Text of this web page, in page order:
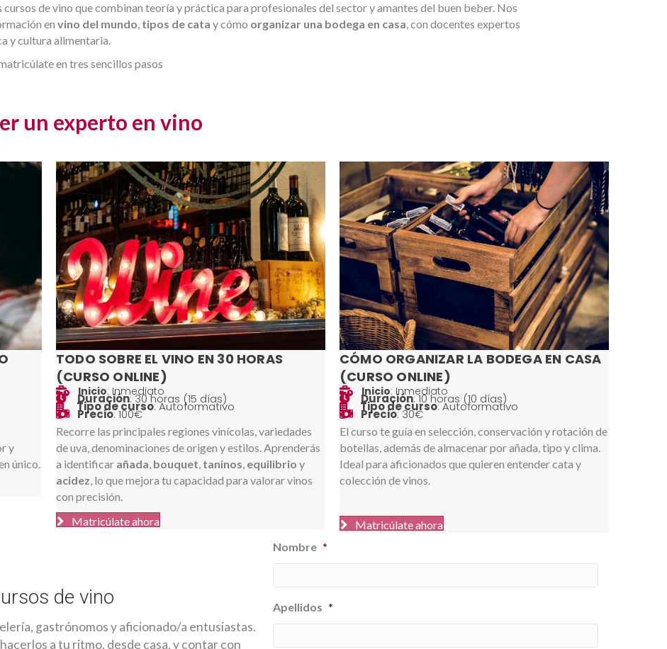
de vino que combinan teoría y práctica para profesionales del sector y amantes del buen beber. Nos
en vino del mundo, tipos de cata y cómo organizar una bodega en casa, con docentes expertos
y cultura alimentaria.
en tres sencillos pasos
un experto en vino
y
único.
TODO SOBRE EL VINO EN 30 HORAS
(CURSO ONLINE)
InicioInicio: Inmediato
InicioDuración: 30 horas (15 días)
InicioTipo de curso: Autoformativo
InicioPrecio: 100€
Recorre las principales regiones vinícolas, variedades
de uva, denominaciones de origen y estilos. Aprenderás
a identificar añada, bouquet, taninos, equilibrio y
acidez, lo que mejora tu capacidad para valorar vinos
con precisión.
Matricúlate ahora
CÓMO ORGANIZAR LA BODEGA EN CASA
(CURSO ONLINE)
InicioInicio: Inmediato
InicioDuración: 10 horas (10 días)
InicioTipo de curso: Autoformativo
InicioPrecio: 30€
El curso te guía en selección, conservación y rotación de
botellas, además de almacenar por añada, tipo y clima.
Ideal para aficionados que quieren entender cata y
colección de vinos.
Matricúlate ahora
de vino
gastrónomos y aficionado/a entusiastas.
a tu ritmo, desde casa, y contar con
Nombre *
Apellidos *